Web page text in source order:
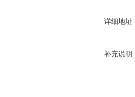
详细地址
补充说明